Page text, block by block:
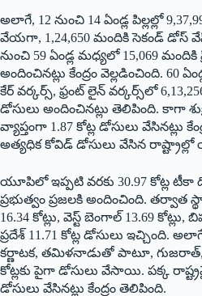
అలాగే, 12 నుంచి 14 ఏండ్ల పిల్లల్లో
‌వేయగా, 1,24,650 మందికి సెకండ్‌ ‌డోస్‌
నుంచి 59 ఏండ్ల మధ్యలో 15,069
అం‌దించినట్లు కేంద్రం వెల్లడించింది. 60
‌కేర్‌ ‌వర్కర్స్, ‌ఫ్రంట్‌ ‌లైన్‌ ‌వర్కర్స్‌లో
‌డోసులు అందించినట్లు తెలిపింది. కాగా
వ్యాప్తంగా 1.87 కోట్ల డోసులు వేసినట్లు
అత్యధిక కోవిడ్‌ ‌డోసులు వేసిన రాష్ట్రాల్లో
యూపిలో ఇప్పటి వరకు 30.97 కోట్ల టీకా
ప్రభుత్వం ప్రజలకి అందించింది. తర్వాత
16.34 కోట్లు, వెస్ట్ ‌బెంగాల్‌ 13.69 ‌కోట్లు,
ప్రదేశ్‌ 11.71 ‌కోట్ల డోసులు ఇచ్చింది.
కర్ణాటక, తమిళనాడుతో పాటూ, గుజరాత్‌,
కోట్లకు పైగా డోసులు వేసాయి. పక్క
డోసులు వేసినట్లు కేంద్రం తెలిపింది.